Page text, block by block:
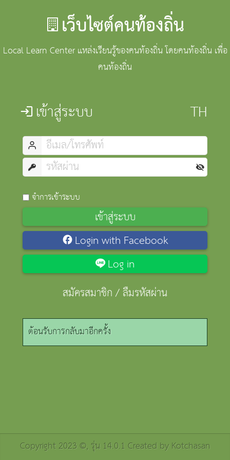
เว็บไซต์คนท้องถิ่น
Local Learn Center แหล่งเรียนรู้ของคนท้องถิ่น โดยคนท้องถิ่น เพื่อ
คนท้องถิ่น
เข้าสู่ระบบ
จำการเข้าระบบ
เข้าสู่ระบบ
Login with Facebook
Log in
สมัครสมาชิก/ลืมรหัสผ่าน
ต้อนรับการกลับมาอีกครั้ง
Copyright 2023 ©, รุ่น 14.0.1 Created byKotchasan